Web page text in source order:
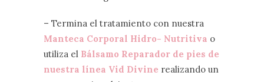
– Termina el tratamiento con nuestra
Manteca Corporal Hidro- Nutritiva o
utiliza el Bálsamo Reparador de pies de
nuestra línea Vid Divine realizando un